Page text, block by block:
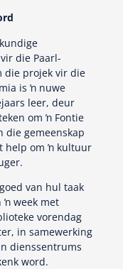
die Paarl-
die projek vir die
is ŉ nuwe
leer, deur
om ŉ Fontie
die gemeenskap
help om ŉ kultuur
van hul taak
ŉ week met
vorendag
in samewerking
dienssentrums
word.